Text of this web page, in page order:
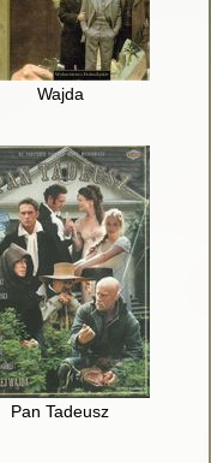
Wajda
Pan Tadeusz